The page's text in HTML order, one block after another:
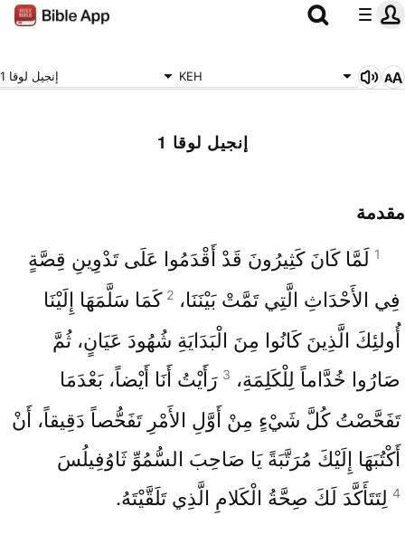
إنجيل لوقا 1 KEH
إنجيل لوقا 1
مقدمة
1 لَمَّا كَانَ كَثِيرُونَ قَدْ أَقْدَمُوا عَلَى تَدْوِينِ قِصَّةٍ
فِي الأَحْدَاثِ الَّتِي تَمَّتْ بَيْنَنَا، 2 كَمَا سَلَّمَهَا إِلَيْنَا
أُولئِكَ الَّذِينَ كَانُوا مِنَ الْبَدَايَةِ شُهُودَ عَيَانٍ، ثُمَّ
صَارُوا خُدَّاماً لِلْكَلِمَةِ، 3 رَأَيْتُ أَنَا أَيْضاً، بَعْدَمَا
تَفَحَّصْتُ كُلَّ شَيْءٍ مِنْ أَوَّلِ الأَمْرِ تَفَحُّصاً دَقِيقاً، أَنْ
أَكْتُبَهَا إِلَيْكَ مُرَتَّبَةً يَا صَاحِبَ السُّمُوِّ ثَاوُفِيلُسَ
4 لِتَتَأَكَّدَ لَكَ صِحَّةُ الْكَلامِ الَّذِي تَلَقَّيْتَهُ.